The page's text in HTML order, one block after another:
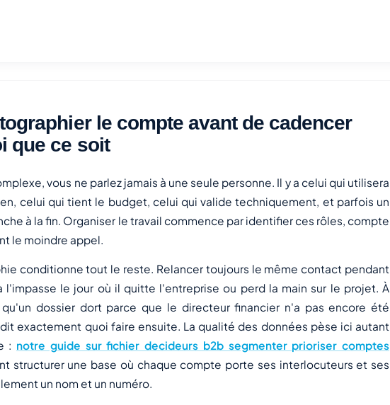
le compte avant de cadencer
que ce soit
vous ne parlez jamais à une seule personne. Il y a celui qui utilisera
celui qui tient le budget, celui qui valide techniquement, et parfois un
à la fin. Organiser le travail commence par identifier ces rôles, compte
le moindre appel.
conditionne tout le reste. Relancer toujours le même contact pendant
l'impasse le jour où il quitte l'entreprise ou perd la main sur le projet. À
qu'un dossier dort parce que le directeur financier n'a pas encore été
exactement quoi faire ensuite. La qualité des données pèse ici autant
: notre guide sur fichier decideurs b2b segmenter prioriser comptes
structurer une base où chaque compte porte ses interlocuteurs et ses
un nom et un numéro.